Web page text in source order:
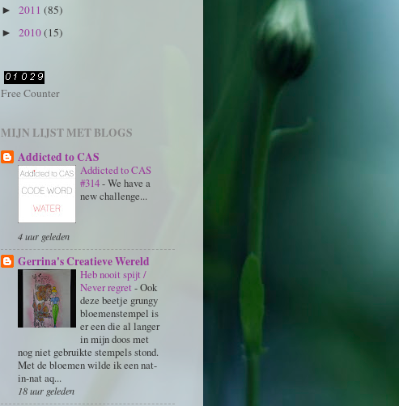
► 2011 (85)
► 2010(15)
Free Counter
MIJN LIJST MET BLOGS
Addicted to CAS
Addicted to CAS
#314-We have a
new challenge...
4 uur geleden
Gerrina's Creatieve Wereld
Heb nooit spijt /
Never regret -Ook
deze beetje grungy
bloemenstempel is
er een die al langer
in mijn doos met
nog niet gebruikte stempels stond.
Met de bloemen wilde ik een nat-
in-nat aq...
18 uur geleden